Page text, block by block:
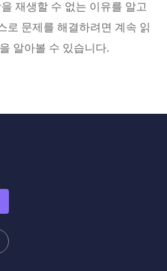
재생할 수 없는 이유를 알고
로 문제를 해결하려면 계속 읽
알아볼 수 있습니다.